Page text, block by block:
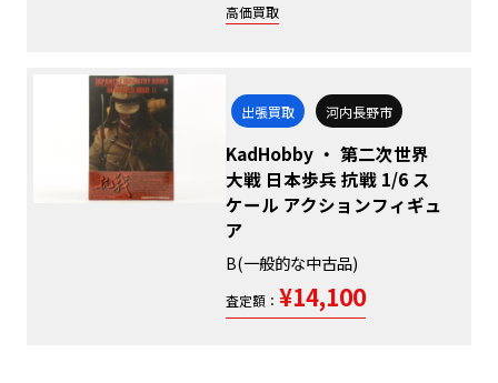
高価買取
出張買取 河内長野市
KadHobby ・ 第二次世界
大戦 日本歩兵 抗戦 1/6 ス
ケール アクションフィギュ
ア
B(一般的な中古品)
査定額： ¥14,100